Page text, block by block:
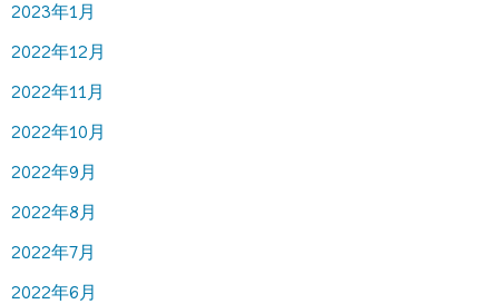
2023年1月
2022年12月
2022年11月
2022年10月
2022年9月
2022年8月
2022年7月
2022年6月